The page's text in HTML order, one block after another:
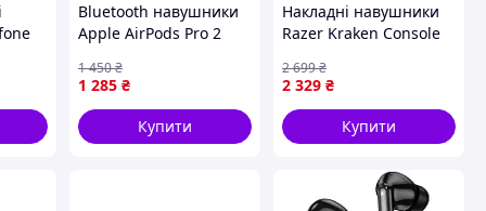
Bluetooth навушники
Apple AirPods Pro 2
чип JieLi вакуумні в
кейсі білі
1 285 ₴
1 450₴
Купити
Накладні навушники
Razer Kraken Console
мікрофоном
2 329 ₴
2 699₴
Купити